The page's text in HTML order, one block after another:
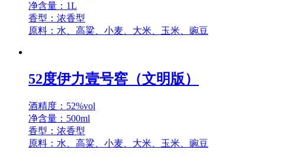
净含量：1L
香型：浓香型
原料：水、高粱、小麦、大米、玉米、豌豆
52度伊力壹号窖（文明版）
酒精度：52%vol
净含量：500ml
香型：浓香型
原料：水、高粱、小麦、大米、玉米、豌豆